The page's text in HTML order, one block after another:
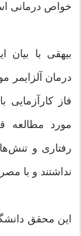
خواص درمانی
بیهقی با بیان
درمان آلزایمر
مورد مطالعه
رفتاری و
نداشتند و با
این محقق